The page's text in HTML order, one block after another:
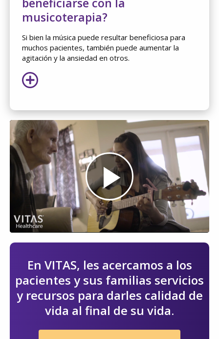
musicoterapia?
Si bien la música puede resultar beneficiosa para
muchos pacientes, también puede aumentar la
agitación y la ansiedad en otros.
Play
Video
En VITAS, les acercamos a los
pacientes y sus familias servicios
y recursos para darles calidad de
vida al final de su vida.